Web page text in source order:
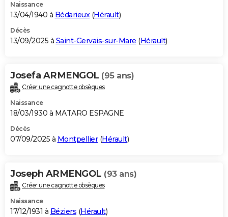
Naissance
13/04/1940 à Bédarieux(Hérault)
Décès
13/09/2025 à Saint-Gervais-sur-Mare (Hérault)
Josefa ARMENGOL (95 ans)
Créer une cagnotte obsèques
Naissance
18/03/1930 à MATARO ESPAGNE
Décès
07/09/2025 à Montpellier(Hérault)
Joseph ARMENGOL (93 ans)
Créer une cagnotte obsèques
Naissance
17/12/1931 à Béziers (Hérault)